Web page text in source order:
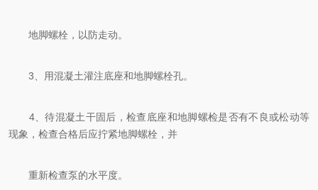
地脚螺栓，以防走动。
3、用混凝土灌注底座和地脚螺栓孔。
4、待混凝土干固后，检查底座和地脚螺检是否有不良或松动等
现象，检查合格后应拧紧地脚螺栓，并
重新检查泵的水平度。